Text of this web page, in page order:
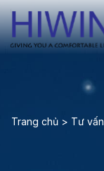
Trang chủ> Tư vấn